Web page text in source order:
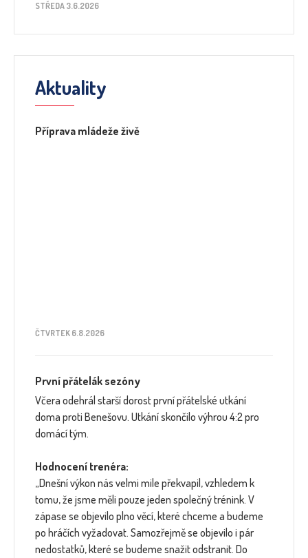
STŘEDA 3.6.2026
Aktuality
Příprava mládeže živě
ČTVRTEK 6.8.2026
První přátelák sezóny
Včera odehrál starší dorost první přátelské utkání
doma proti Benešovu. Utkání skončilo výhrou 4:2 pro
domácí tým.
Hodnocení trenéra:
„Dnešní výkon nás velmi mile překvapil, vzhledem k
tomu, že jsme měli pouze jeden společný trénink. V
zápase se objevilo plno věcí, které chceme a budeme
po hráčích vyžadovat. Samozřejmě se objevilo i pár
nedostatků, které se budeme snažit odstranit. Do